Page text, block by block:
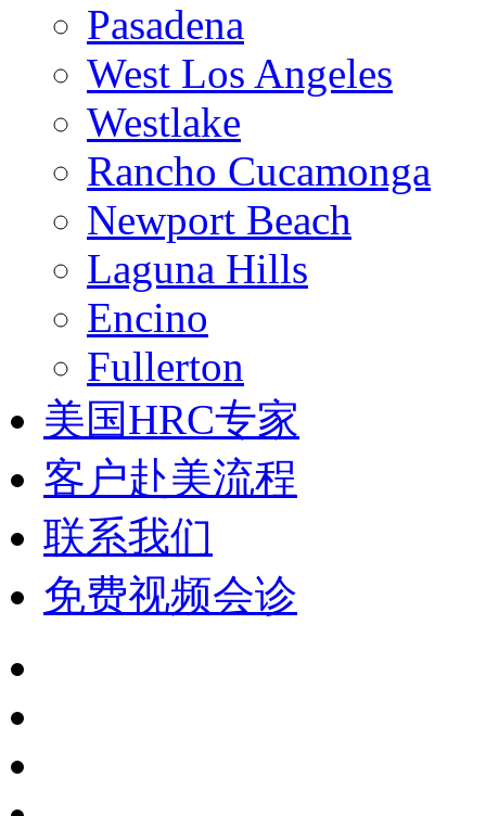
Pasadena
West Los Angeles
Westlake
Rancho Cucamonga
Newport Beach
Laguna Hills
Encino
Fullerton
美国HRC专家
客户赴美流程
联系我们
免费视频会诊